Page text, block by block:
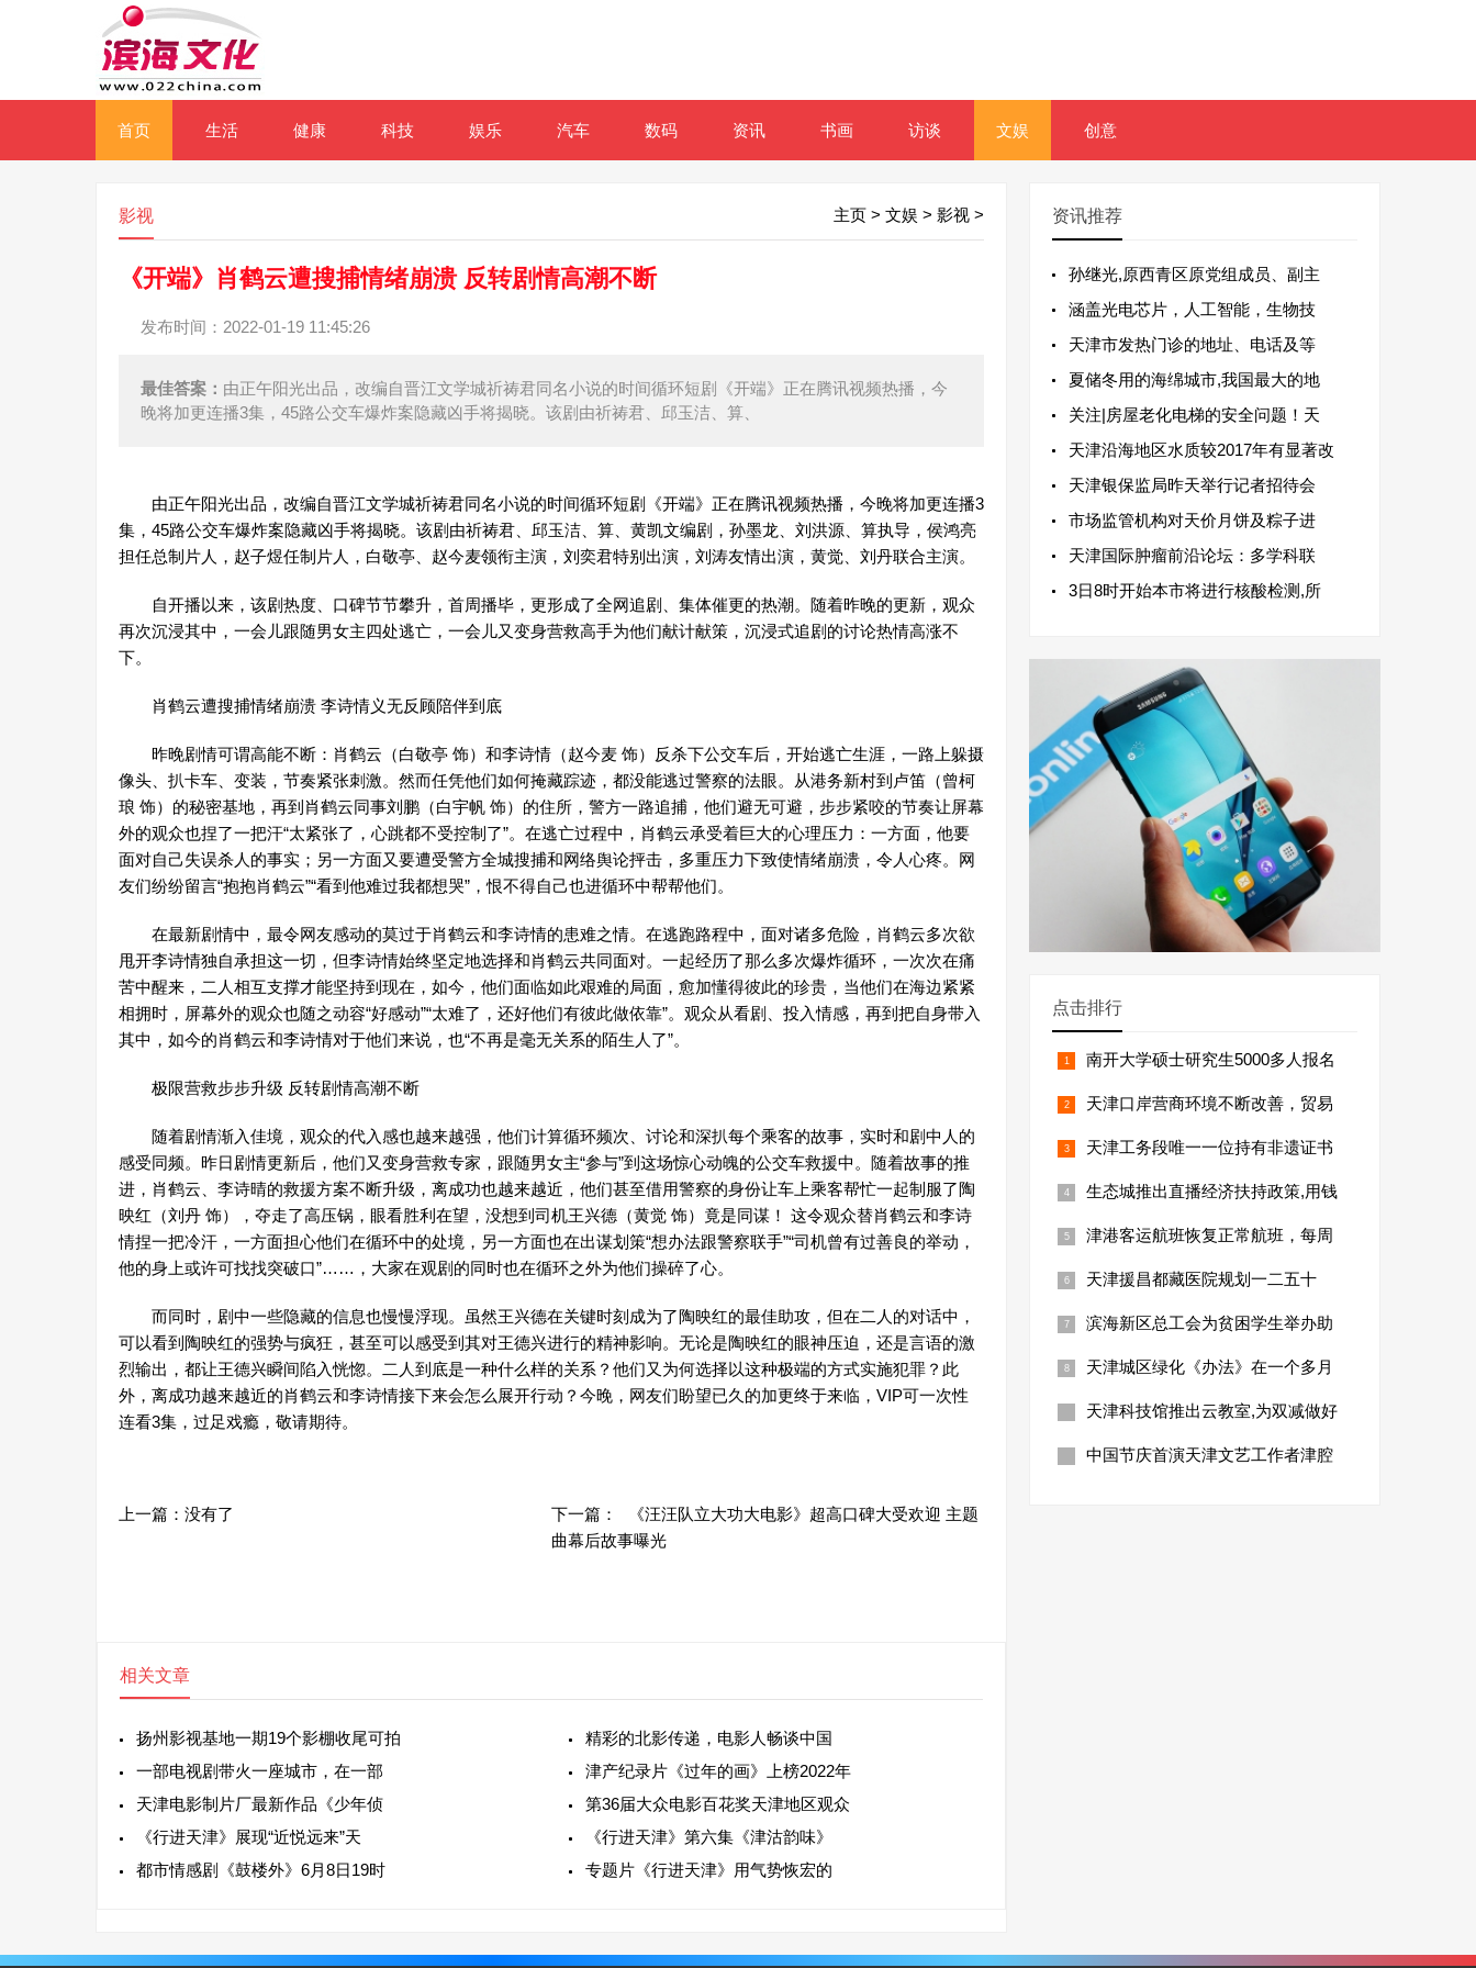
首页 生活 健康 科技 娱乐 汽车 数码 资讯 书画 访谈 文娱 创意
主页 > 文娱 > 影视 >
影视
《开端》肖鹤云遭搜捕情绪崩溃 反转剧情高潮不断
发布时间：2022-01-19 11:45:26
最佳答案： 由正午阳光出品，改编自晋江文学城祈祷君同名小说的时间循环短剧《开端》正在腾讯视频热播，今
晚将加更连播3集，45路公交车爆炸案隐藏凶手将揭晓。该剧由祈祷君、邱玉洁、算、
由正午阳光出品，改编自晋江文学城祈祷君同名小说的时间循环短剧《开端》正在腾讯视频热播，今晚将加更连播3
集，45路公交车爆炸案隐藏凶手将揭晓。该剧由祈祷君、邱玉洁、算、黄凯文编剧，孙墨龙、刘洪源、算执导，侯鸿亮
担任总制片人，赵子煜任制片人，白敬亭、赵今麦领衔主演，刘奕君特别出演，刘涛友情出演，黄觉、刘丹联合主演。
自开播以来，该剧热度、口碑节节攀升，首周播毕，更形成了全网追剧、集体催更的热潮。随着昨晚的更新，观众
再次沉浸其中，一会儿跟随男女主四处逃亡，一会儿又变身营救高手为他们献计献策，沉浸式追剧的讨论热情高涨不
下。
肖鹤云遭搜捕情绪崩溃 李诗情义无反顾陪伴到底
昨晚剧情可谓高能不断：肖鹤云（白敬亭 饰）和李诗情（赵今麦 饰）反杀下公交车后，开始逃亡生涯，一路上躲摄
像头、扒卡车、变装，节奏紧张刺激。然而任凭他们如何掩藏踪迹，都没能逃过警察的法眼。从港务新村到卢笛（曾柯
琅 饰）的秘密基地，再到肖鹤云同事刘鹏（白宇帆 饰）的住所，警方一路追捕，他们避无可避，步步紧咬的节奏让屏幕
外的观众也捏了一把汗“太紧张了，心跳都不受控制了”。在逃亡过程中，肖鹤云承受着巨大的心理压力：一方面，他要
面对自己失误杀人的事实；另一方面又要遭受警方全城搜捕和网络舆论抨击，多重压力下致使情绪崩溃，令人心疼。网
友们纷纷留言“抱抱肖鹤云”“看到他难过我都想哭”，恨不得自己也进循环中帮帮他们。
在最新剧情中，最令网友感动的莫过于肖鹤云和李诗情的患难之情。在逃跑路程中，面对诸多危险，肖鹤云多次欲
甩开李诗情独自承担这一切，但李诗情始终坚定地选择和肖鹤云共同面对。一起经历了那么多次爆炸循环，一次次在痛
苦中醒来，二人相互支撑才能坚持到现在，如今，他们面临如此艰难的局面，愈加懂得彼此的珍贵，当他们在海边紧紧
相拥时，屏幕外的观众也随之动容“好感动”“太难了，还好他们有彼此做依靠”。观众从看剧、投入情感，再到把自身带入
其中，如今的肖鹤云和李诗情对于他们来说，也“不再是毫无关系的陌生人了”。
极限营救步步升级 反转剧情高潮不断
随着剧情渐入佳境，观众的代入感也越来越强，他们计算循环频次、讨论和深扒每个乘客的故事，实时和剧中人的
感受同频。昨日剧情更新后，他们又变身营救专家，跟随男女主“参与”到这场惊心动魄的公交车救援中。随着故事的推
进，肖鹤云、李诗晴的救援方案不断升级，离成功也越来越近，他们甚至借用警察的身份让车上乘客帮忙一起制服了陶
映红（刘丹 饰），夺走了高压锅，眼看胜利在望，没想到司机王兴德（黄觉 饰）竟是同谋！ 这令观众替肖鹤云和李诗
情捏一把冷汗，一方面担心他们在循环中的处境，另一方面也在出谋划策“想办法跟警察联手”“司机曾有过善良的举动，
他的身上或许可找找突破口”……，大家在观剧的同时也在循环之外为他们操碎了心。
而同时，剧中一些隐藏的信息也慢慢浮现。虽然王兴德在关键时刻成为了陶映红的最佳助攻，但在二人的对话中，
可以看到陶映红的强势与疯狂，甚至可以感受到其对王德兴进行的精神影响。无论是陶映红的眼神压迫，还是言语的激
烈输出，都让王德兴瞬间陷入恍惚。二人到底是一种什么样的关系？他们又为何选择以这种极端的方式实施犯罪？此
外，离成功越来越近的肖鹤云和李诗情接下来会怎么展开行动？今晚，网友们盼望已久的加更终于来临，VIP可一次性
连看3集，过足戏瘾，敬请期待。
上一篇：没有了 下一篇：
《汪汪队立大功大电影》超高口碑大受欢迎 主题
曲幕后故事曝光
相关文章
扬州影视基地一期19个影棚收尾可拍
精彩的北影传递，电影人畅谈中国
一部电视剧带火一座城市，在一部
津产纪录片《过年的画》上榜2022年
天津电影制片厂最新作品《少年侦
第36届大众电影百花奖天津地区观众
《行进天津》展现“近悦远来”天
《行进天津》第六集《津沽韵味》
都市情感剧《鼓楼外》6月8日19时
专题片《行进天津》用气势恢宏的
资讯推荐
孙继光,原西青区原党组成员、副主
涵盖光电芯片，人工智能，生物技
天津市发热门诊的地址、电话及等
夏储冬用的海绵城市,我国最大的地
关注|房屋老化电梯的安全问题！天
天津沿海地区水质较2017年有显著改
天津银保监局昨天举行记者招待会
市场监管机构对天价月饼及粽子进
天津国际肿瘤前沿论坛：多学科联
3日8时开始本市将进行核酸检测,所
点击排行
南开大学硕士研究生5000多人报名
天津口岸营商环境不断改善，贸易
天津工务段唯一一位持有非遗证书
生态城推出直播经济扶持政策,用钱
津港客运航班恢复正常航班，每周
天津援昌都藏医院规划一二五十
滨海新区总工会为贫困学生举办助
天津城区绿化《办法》在一个多月
天津科技馆推出云教室,为双减做好
中国节庆首演天津文艺工作者津腔